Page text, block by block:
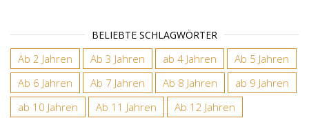
BELIEBTE SCHLAGWÖRTER
Ab 2 Jahren Ab 3 Jahren ab 4 Jahren
Ab 5 Jahren
Ab 6 Jahren
Ab 7 Jahren Ab 8 Jahren
ab 9 Jahren
ab 10 Jahren
Ab 11 Jahren
Ab 12 Jahren